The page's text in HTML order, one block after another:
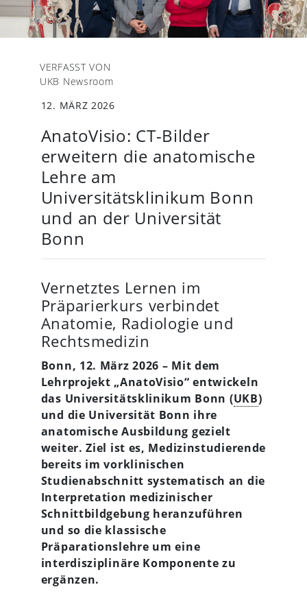
VERFASST VON
UKB Newsroom
12. MÄRZ 2026
AnatoVisio: CT-Bilder
erweitern die anatomische
Lehre am
Universitätsklinikum Bonn
und an der Universität
Bonn
Vernetztes Lernen im
Präparierkurs verbindet
Anatomie, Radiologie und
Rechtsmedizin
Bonn, 12. März 2026 – Mit dem
Lehrprojekt „AnatoVisio“ entwickeln
das Universitätsklinikum Bonn (UKB)
und die Universität Bonn ihre
anatomische Ausbildung gezielt
weiter. Ziel ist es, Medizinstudierende
bereits im vorklinischen
Studienabschnitt systematisch an die
Interpretation medizinischer
Schnittbildgebung heranzuführen
und so die klassische
Präparationslehre um eine
interdisziplinäre Komponente zu
ergänzen.